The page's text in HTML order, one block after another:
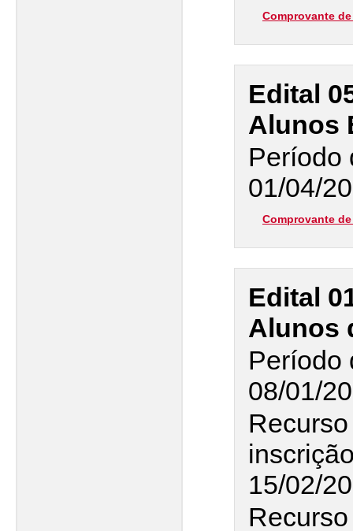
Comprovante
Edital
Alunos
Período
01/04/
Comprovante
Edital
Alunos
Período
08/01/
15/02/